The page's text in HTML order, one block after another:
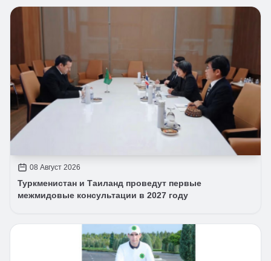
08 Август 2026
Туркменистан и Таиланд проведут первые
межмидовые консультации в 2027 году